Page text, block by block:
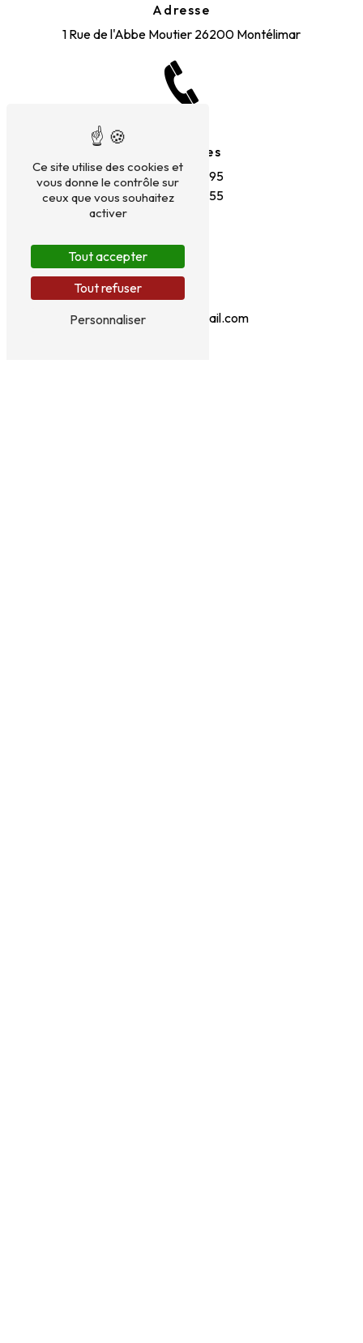
Adresse
1 Rue de l'Abbe Moutier 26200 Montélimar
Téléphones
06 51 00 37 95
04 75 98 69 55
michele708@gmail.com
Ce site utilise des cookies et
vous donne le contrôle sur
ceux que vous souhaitez
activer
Tout accepter
Tout refuser
Personnaliser